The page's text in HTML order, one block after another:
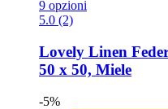
9 opzioni
5.0 (2)
Lovely Linen
50 x 50, Miele
-5%